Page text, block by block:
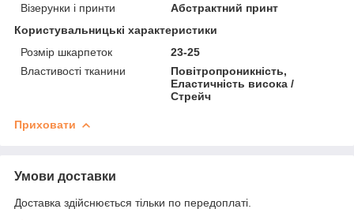
Візерунки і принти
Абстрактний принт
Користувальницькі характеристики
Розмір шкарпеток
23-25
Властивості тканини
Повітропроникність,
Еластичність висока /
Стрейч
Приховати
Умови доставки
Доставка здійснюється тільки по передоплаті.